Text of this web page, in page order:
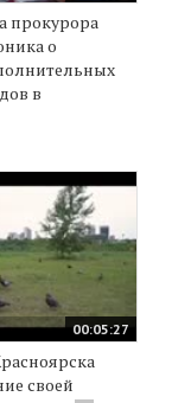
прокурора
о
в
00:05:27
своей